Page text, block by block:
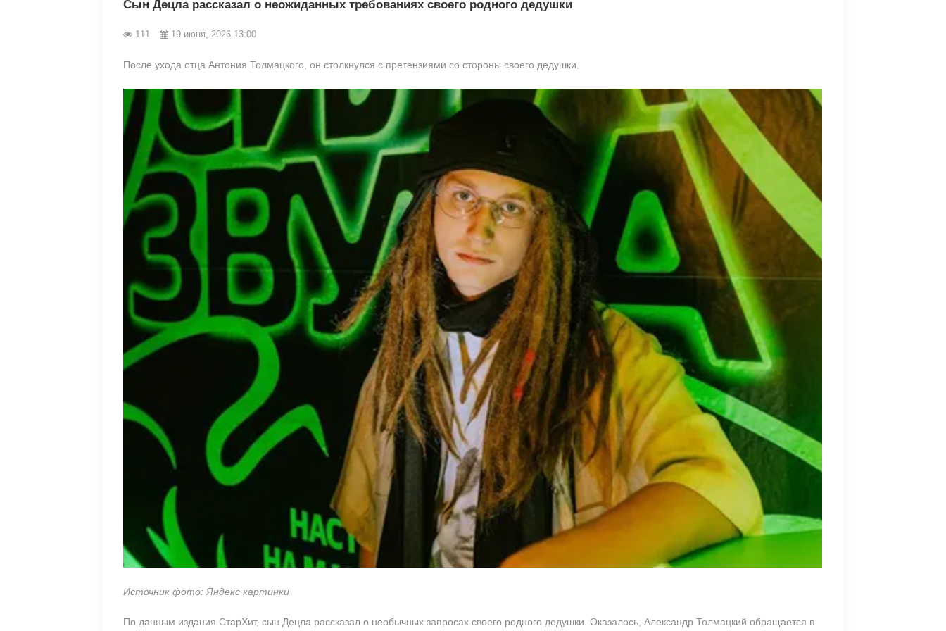
Сын Децла рассказал о неожиданных требованиях своего родного дедушки
111 19 июня, 2026 13:00
После ухода отца Антония Толмацкого, он столкнулся с претензиями со стороны своего дедушки.
Источник фото: Яндекс картинки
По данным издания СтарХит, сын Децла рассказал о необычных запросах своего родного дедушки. Оказалось, Александр Толмацкий обращается в